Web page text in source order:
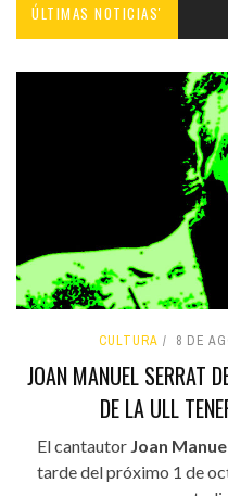
ÚLTIMAS NOTICIAS'
CULTURA 8 DE
JOAN MANUEL SERRAT
DE LA ULL
El cantautor Joan
tarde del próximo 1 de